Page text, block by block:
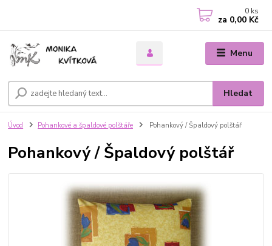
Menu
Hledat
0 ks
za 0,00 Kč
Úvod Pohankové a špaldové polštáře Pohankový / Špaldový polštář
Pohankový / Špaldový polštář